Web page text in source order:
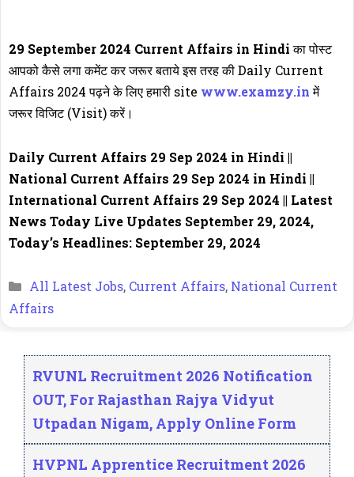
29 September 2024 Current Affairs in Hindiका पोस्ट
आपको कैसे लगा कमेंट कर जरूर बताये इस तरह की Daily Current
Affairs 2024 पढ़ने के लिए हमारी site www.examzy.inमें
जरूर विजिट (Visit) करें।
Daily Current Affairs 29 Sep 2024 in Hindi ||
National Current Affairs 29 Sep 2024 in Hindi ||
International Current Affairs 29 Sep 2024 || Latest
News Today Live Updates September 29, 2024,
Today’s Headlines: September 29, 2024
Categories
All Latest Jobs, Current Affairs, National Current
Affairs
RVUNL Recruitment 2026 Notification
OUT, For Rajasthan Rajya Vidyut
Utpadan Nigam, Apply Online Form
HVPNL Apprentice Recruitment 2026